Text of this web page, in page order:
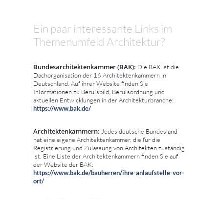
Ein paar interessante Links im
Themenumfeld Architektur?
Bundesarchitektenkammer (BAK): Die BAK ist die
Dachorganisation der 16 Architektenkammern in
Deutschland. Auf ihrer Website finden Sie
Informationen zu Berufsbild, Berufsordnung und
aktuellen Entwicklungen in der Architekturbranche:
https://www.bak.de/
Architektenkammern: Jedes deutsche Bundesland
hat eine eigene Architektenkammer, die für die
Registrierung und Zulassung von Architekten zuständig
ist. Eine Liste der Architektenkammern finden Sie auf
der Website der BAK:
https://www.bak.de/bauherren/ihre-anlaufstelle-vor-
ort/